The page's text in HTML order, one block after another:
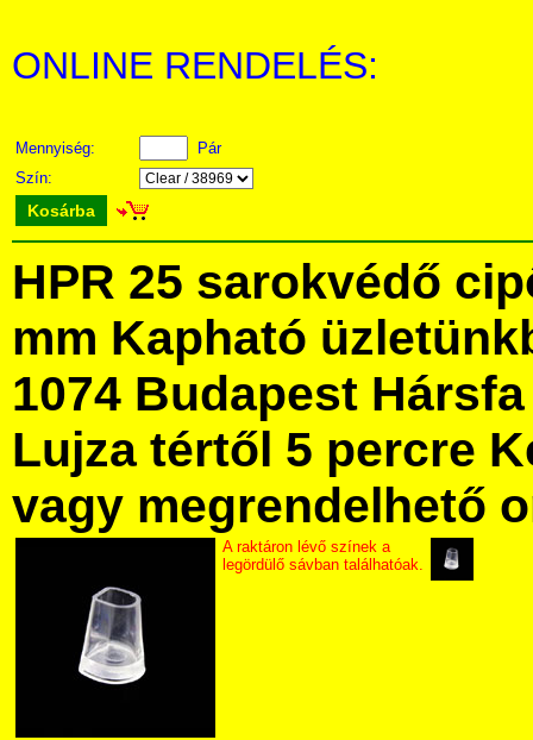
ONLINE RENDELÉS:
Mennyiség:
Pár
Szín:
Kosárba
HPR 25 sarokvédő
mm Kapható
1074 Budapest
Lujza tértől 5 percre
vagy megrendelhető
A raktáron lévő színek a
legördülő sávban találhatóak.